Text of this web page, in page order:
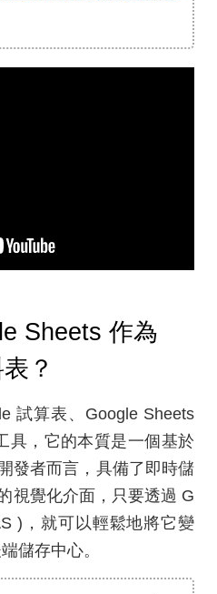
Sheets 作為
？
試算表、Google Sheets
具，它的本質是一個基於
發者而言，具備了即時儲
視覺化介面，只要透過 G
)，就可以輕鬆地將它變
儲存中心。